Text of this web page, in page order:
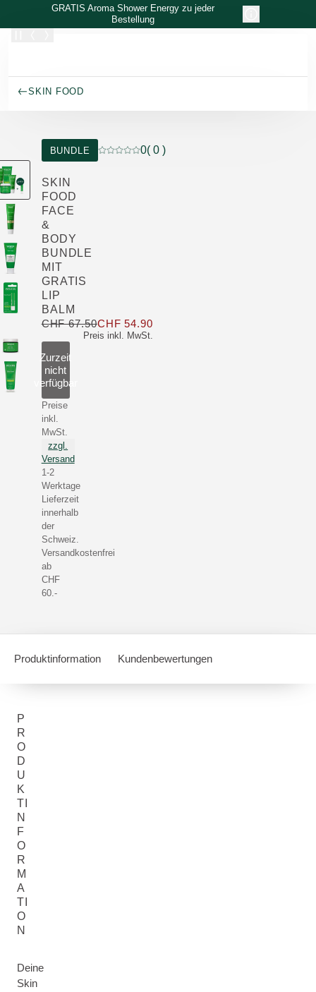
Zum Hauptinhalt wechseln
GRATIS Aroma Shower Energy zu jeder
Bestellung
SKIN FOOD
BUNDLE
Aktuelle Bewertung: 0 von 5 Sternen
0( 0 )
SKIN
FOOD
FACE
&
BODY
BUNDLE
MIT
GRATIS
LIP
BALM
Preis inkl. MwSt.
CHF 67.50CHF 54.90Nur CHF 54.90 statt CHF 67.50
Zurzeit
nicht
verfügbar
Preise
inkl.
MwSt.
zzgl.
Versand
1-2
Werktage
Lieferzeit
innerhalb
der
Schweiz.
Versandkostenfrei
ab
CHF
60.-
Produktinformation Kundenbewertungen
P
R
O
D
U
K
TI
N
F
O
R
M
A
TI
O
N
Deine
Skin